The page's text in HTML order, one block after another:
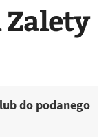
Zalety
do podanego